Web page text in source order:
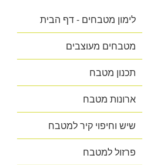
לימון מטבחים - דף הבית
מטבחים מעוצבים
תכנון מטבח
ארונות מטבח
שיש וחיפוי קיר למטבח
פרזול למטבח